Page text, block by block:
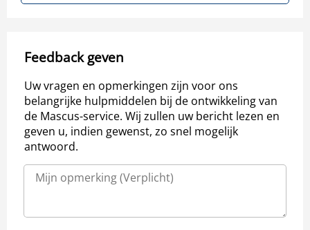
Feedback geven
Uw vragen en opmerkingen zijn voor ons
belangrijke hulpmiddelen bij de ontwikkeling van
de Mascus-service. Wij zullen uw bericht lezen en
geven u, indien gewenst, zo snel mogelijk
antwoord.